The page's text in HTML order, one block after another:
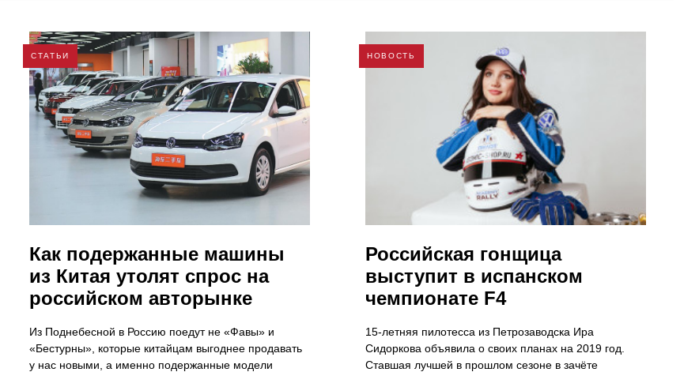
СТАТЬИ
Как подержанные машины
из Китая утолят спрос на
российском авторынке
Из Поднебесной в Россию поедут не «Фавы» и
«Бестурны», которые китайцам выгоднее продавать
у нас новыми, а именно подержанные модели
НОВОСТЬ
Российская гонщица
выступит в испанском
чемпионате F4
15-летняя пилотесса из Петрозаводска Ира
Сидоркова объявила о своих планах на 2019 год.
Ставшая лучшей в прошлом сезоне в зачёте